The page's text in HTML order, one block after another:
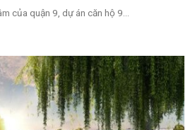
của quận 9, dự án căn hộ 9...